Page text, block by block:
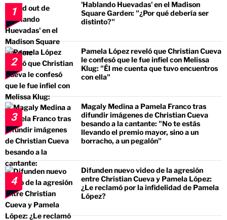
1
'Hablando Huevadas' en el Madison
Square Garden: "¿Por qué debería ser
distinto?"
2
Pamela López reveló que Christian Cueva
le confesó que le fue infiel con Melissa
Klug: "Él me cuenta que tuvo encuentros
con ella"
3
Magaly Medina a Pamela Franco tras
difundir imágenes de Christian Cueva
besando a la cantante: "No te estás
llevando el premio mayor, sino a un
borracho, a un pegalón"
4
Difunden nuevo video de la agresión
entre Christian Cueva y Pamela López:
¿Le reclamó por la infidelidad de Pamela
López?